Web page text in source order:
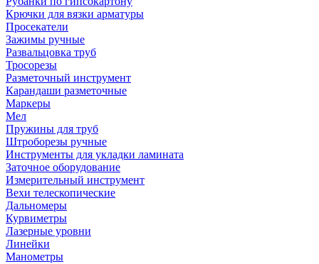
Крючки для вязки арматуры
Просекатели
Зажимы ручные
Развальцовка труб
Тросорезы
Разметочный инструмент
Карандаши разметочные
Маркеры
Мел
Пружины для труб
Штроборезы ручные
Инструменты для укладки ламината
Заточное оборудование
Измерительный инструмент
Вехи телескопические
Дальномеры
Курвиметры
Лазерные уровни
Линейки
Манометры